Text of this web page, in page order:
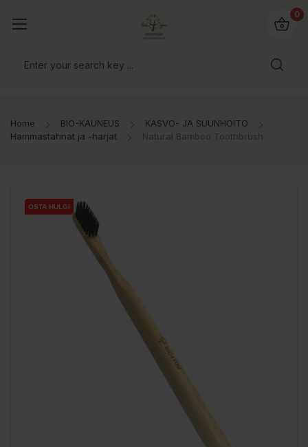
0
Home BIO-KAUNEUS
KASVO- JA SUUNHOITO
Hammastahnat ja -harjat
Natural Bamboo Toothbrush
OSTA HULGI
OSTA HULGI